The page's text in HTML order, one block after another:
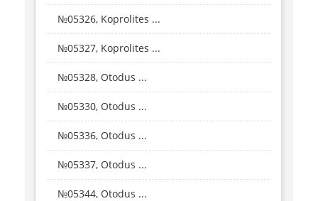
№05326, Koprolites ...
№05327, Koprolites ...
№05328, Otodus ...
№05330, Otodus ...
№05336, Otodus ...
№05337, Otodus ...
№05344, Otodus ...